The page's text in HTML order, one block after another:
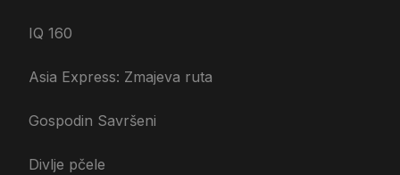
IQ 160
Asia Express: Zmajeva ruta
Gospodin Savršeni
Divlje pčele